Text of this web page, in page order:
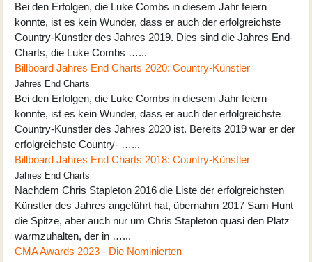
Bei den Erfolgen, die Luke Combs in diesem Jahr feiern
konnte, ist es kein Wunder, dass er auch der erfolgreichste
Country-Künstler des Jahres 2019. Dies sind die Jahres End-
Charts, die Luke Combs …...
Billboard Jahres End Charts 2020: Country-Künstler
Jahres End Charts
Bei den Erfolgen, die Luke Combs in diesem Jahr feiern
konnte, ist es kein Wunder, dass er auch der erfolgreichste
Country-Künstler des Jahres 2020 ist. Bereits 2019 war er der
erfolgreichste Country- …...
Billboard Jahres End Charts 2018: Country-Künstler
Jahres End Charts
Nachdem Chris Stapleton 2016 die Liste der erfolgreichsten
Künstler des Jahres angeführt hat, übernahm 2017 Sam Hunt
die Spitze, aber auch nur um Chris Stapleton quasi den Platz
warmzuhalten, der in …...
CMA Awards 2023 - Die Nominierten